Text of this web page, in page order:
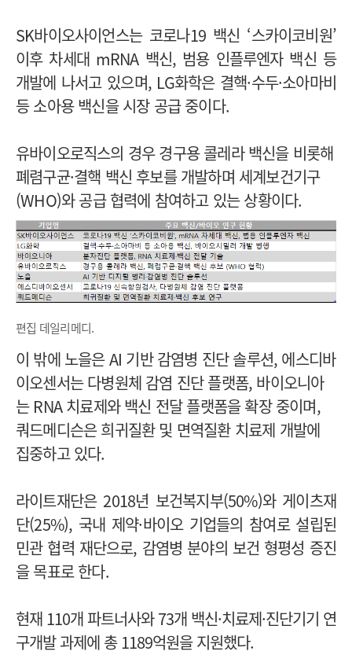
SK바이오사이언스는 코로나19 백신 ‘스카이코비원’
이후 차세대 mRNA 백신, 범용 인플루엔자 백신 등
개발에 나서고 있으며, LG화학은 결핵·수두·소아마비
등 소아용 백신을 시장 공급 중이다.
유바이오로직스의 경우 경구용 콜레라 백신을 비롯해
폐렴구균·결핵 백신 후보를 개발하며 세계보건기구
(WHO)와 공급 협력에 참여하고 있는 상황이다.
편집 데일리메디.
이 밖에 노을은 AI 기반 감염병 진단 솔루션, 에스디바
이오센서는 다병원체 감염 진단 플랫폼, 바이오니아
는 RNA 치료제와 백신 전달 플랫폼을 확장 중이며,
쿼드메디슨은 희귀질환 및 면역질환 치료제 개발에
집중하고 있다.
라이트재단은 2018년 보건복지부(50%)와 게이츠재
단(25%), 국내 제약·바이오 기업들의 참여로 설립된
민관 협력 재단으로, 감염병 분야의 보건 형평성 증진
을 목표로 한다.
현재 110개 파트너사와 73개 백신·치료제·진단기기 연
구개발 과제에 총 1189억원을 지원했다.